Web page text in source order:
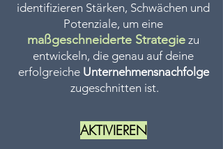
identifizieren Stärken, Schwächen und
Potenziale, um eine
maßgeschneiderte Strategie zu
entwickeln, die genau auf deine
erfolgreiche Unternehmensnachfolge
zugeschnitten ist.
AKTIVIEREN